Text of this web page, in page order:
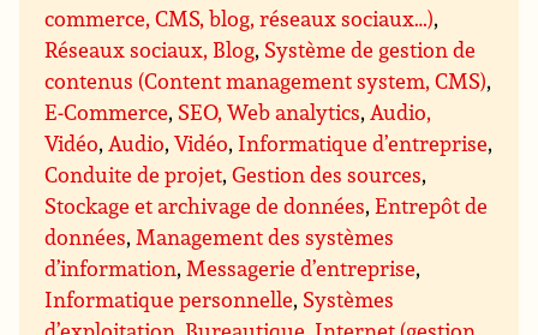
commerce, CMS, blog, réseaux sociaux…),
Réseaux sociaux, Blog, Système de gestion de
contenus (Content management system, CMS),
E-Commerce, SEO, Web analytics, Audio,
Vidéo, Audio,Vidéo, Informatique d’entreprise,
Conduite de projet,Gestion des sources,
Stockage et archivage de données,Entrepôt de
données, Management des systèmes
d’information, Messagerie d’entreprise,
Informatique personnelle, Systèmes